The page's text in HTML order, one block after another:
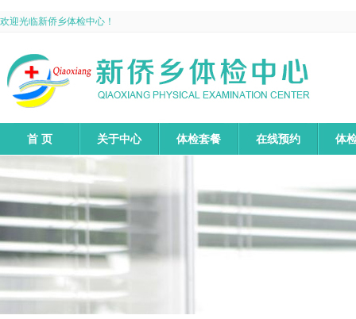
欢迎光临新侨乡体检中心！
首 页 关于中心 体检套餐 在线预约 体